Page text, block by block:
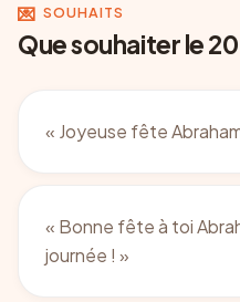
💌 SOUHAITS
Que souhaiter le
« Joyeuse fête
« Bonne fête à toi
journée ! »